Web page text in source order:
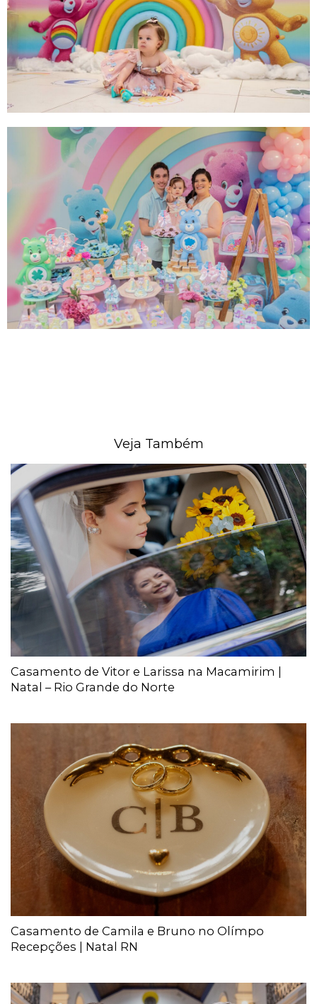
Veja Também
Casamento de Vitor e Larissa na Macamirim |
Natal – Rio Grande do Norte
Casamento de Camila e Bruno no Olímpo
Recepções | Natal RN